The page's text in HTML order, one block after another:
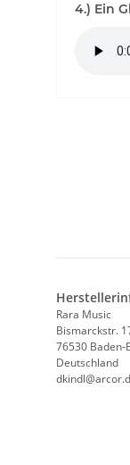
Rara Music
Bismarckstr.
76530 Baden-
Deutschland